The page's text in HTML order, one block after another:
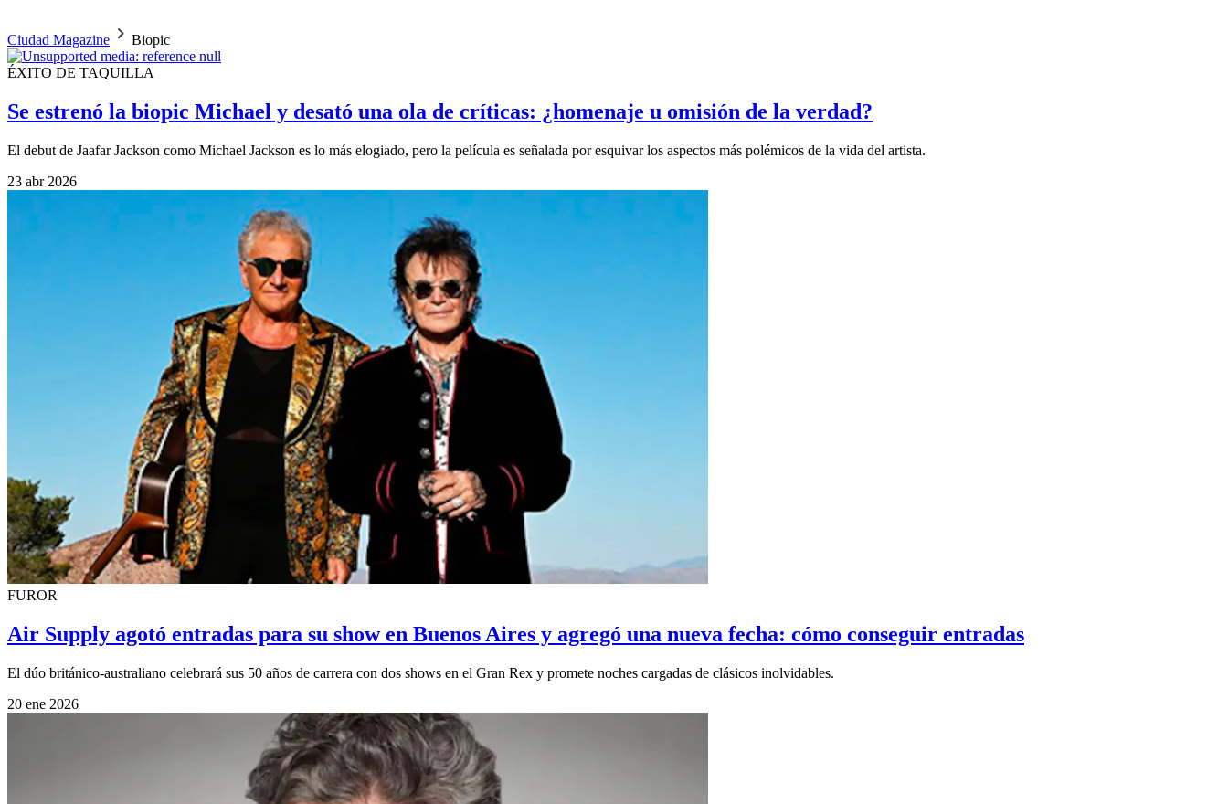
Ciudad Magazine Biopic
ÉXITO DE TAQUILLA
Se estrenó la biopic Michael y desató una ola de críticas: ¿homenaje u omisión de la verdad?
El debut de Jaafar Jackson como Michael Jackson es lo más elogiado, pero la película es señalada por esquivar los aspectos más polémicos de la vida del artista.
23 abr 2026
FUROR
Air Supply agotó entradas para su show en Buenos Aires y agregó una nueva fecha: cómo conseguir entradas
El dúo británico-australiano celebrará sus 50 años de carrera con dos shows en el Gran Rex y promete noches cargadas de clásicos inolvidables.
20 ene 2026